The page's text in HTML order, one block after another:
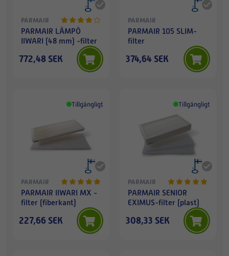
PARMAIR
PARMAIR LÄMPÖ
IIWARI (48 mm) -filter
772,48 SEK
PARMAIR
PARMAIR 105 SLIM-
filter
374,64 SEK
Tillgängligt
PARMAIR
PARMAIR IIWARI MX -
filter (fiberkant)
227,66 SEK
Tillgängligt
PARMAIR
PARMAIR SENIOR
EXIMUS-filter (plast)
308,33 SEK